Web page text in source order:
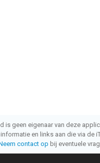
is geen eigenaar van deze
en links aan die via de
contact op bij eventuele